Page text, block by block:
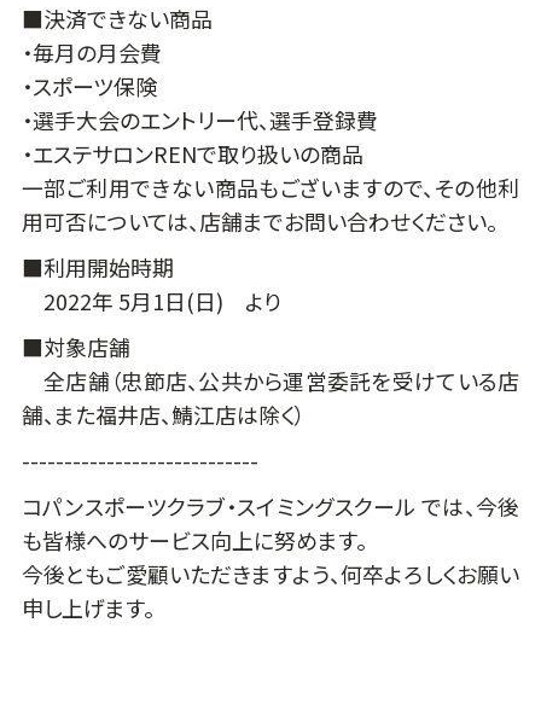
■決済できない商品
・毎月の月会費
・スポーツ保険
・選手大会のエントリー代、選手登録費
・エステサロンRENで取り扱いの商品
一部ご利用できない商品もございますので、その他利
用可否については、店舗までお問い合わせください。
■利用開始時期
2022年 5月1日(日) より
■対象店舗
全店舗（忠節店、公共から運営委託を受けている店
舗、また福井店、鯖江店は除く）
----------------------------
コパンスポーツクラブ・スイミングスクール では、今後
も皆様へのサービス向上に努めます。
今後ともご愛顧いただきますよう、何卒よろしくお願い
申し上げます。